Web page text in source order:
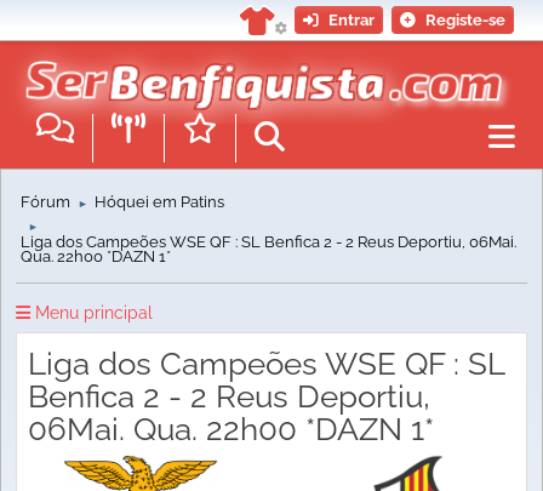
Entrar Registe-se
Fórum ► Hóquei em Patins
►
Liga dos Campeões WSE QF : SL Benfica 2 - 2 Reus Deportiu, 06Mai.
Qua. 22h00 *DAZN 1*
Menu principal
Liga dos Campeões WSE QF : SL
Benfica 2 - 2 Reus Deportiu,
06Mai. Qua. 22h00 *DAZN 1*